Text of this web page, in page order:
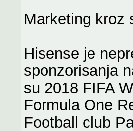
Marketing kroz
Hisense je
sponzorisanja
su 2018 FIFA
Formula One
Football club